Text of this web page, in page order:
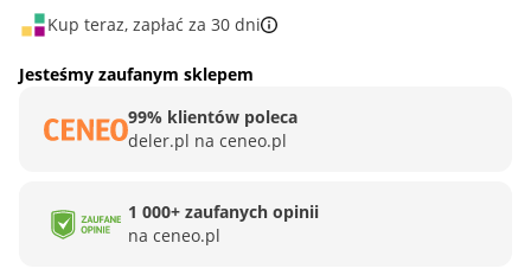
Kup teraz, zapłać za 30 dni
Jesteśmy zaufanym sklepem
99% klientów poleca
deler.pl na ceneo.pl
1 000+ zaufanych opinii
na ceneo.pl